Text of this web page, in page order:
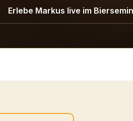
Erlebe Markus live im